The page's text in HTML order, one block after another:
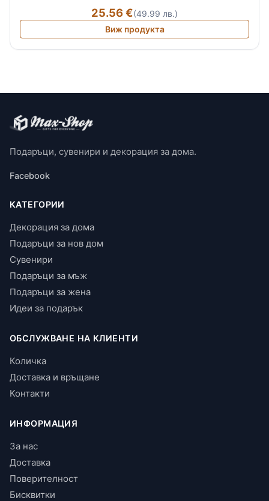
25.56 €(49.99 лв.)
Виж продукта
Подаръци, сувенири и декорация за дома.
Facebook
КАТЕГОРИИ
Декорация за дома
Подаръци за нов дом
Сувенири
Подаръци за мъж
Подаръци за жена
Идеи за подарък
ОБСЛУЖВАНЕ НА КЛИЕНТИ
Количка
Доставка и връщане
Контакти
ИНФОРМАЦИЯ
За нас
Доставка
Поверителност
Бисквитки